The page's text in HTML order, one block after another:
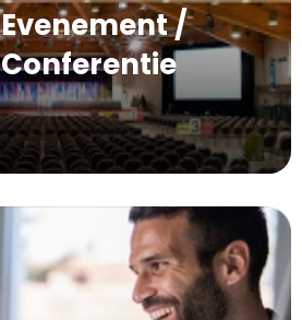
Evenement /
Conferentie